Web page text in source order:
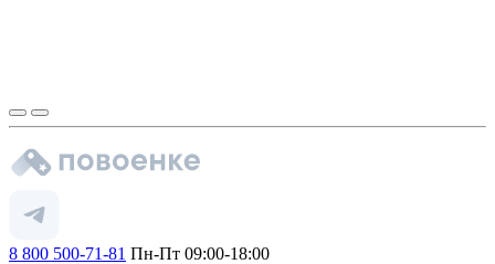
8 800 500-71-81 Пн-Пт 09:00-18:00